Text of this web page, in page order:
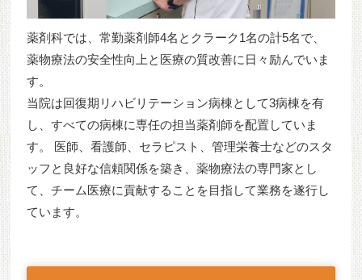
薬剤科では、常勤薬剤師4名とクラーク1名の計5名で、
薬物療法の安全性向上と医療の質改善に日々励んでいま
す。
当院は回復期リハビリテーション病棟として3病棟を有
し、すべての病棟に専任の担当薬剤師を配置していま
す。 医師、看護師、セラピスト、管理栄養士などのスタ
ッフと良好な信頼関係を築き、薬物療法の専門家とし
て、チーム医療に貢献することを目指して業務を遂行し
ています。